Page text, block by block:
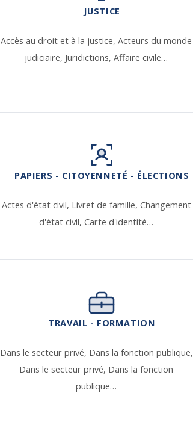
JUSTICE
Accès au droit et à la justice,Acteurs du monde
judiciaire, Juridictions,Affaire civile…
PAPIERS - CITOYENNETÉ - ÉLECTIONS
Actes d'état civil, Livret de famille, Changement
d'état civil,Carte d'identité…
TRAVAIL - FORMATION
Dans le secteur privé, Dans la fonction publique,
Dans le secteur privé, Dans la fonction
publique…